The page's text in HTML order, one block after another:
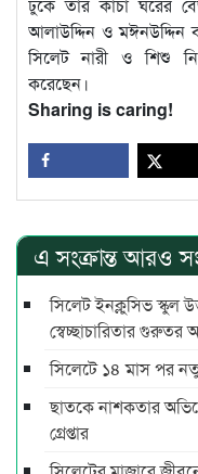
আলাউদ্দিন ও মঈনউদ্দিন
সিলেট নারী ও শিশু
করেছেন।
Sharing is caring!
এ সংক্রান্ত আরও
সিলেট ইনক্লুসিভ স্কুল
স্বেচ্ছাচারিতার গুরুতর
সিলেটে ১৪ মাস পর
ছাতকে নাশকতার
গ্রেপ্তার